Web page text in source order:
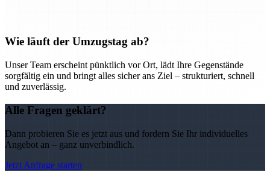
Wie läuft der Umzugstag ab?
Unser Team erscheint pünktlich vor Ort, lädt Ihre Gegenstände
sorgfältig ein und bringt alles sicher ans Ziel – strukturiert, schnell
und zuverlässig.
Alle Fragen geklärt?
Dann probieren Sie es jetzt aus und fordern Sie Ihr individuelles
Angebot an – ganz unverbindlich.
Jetzt Anfrage starten